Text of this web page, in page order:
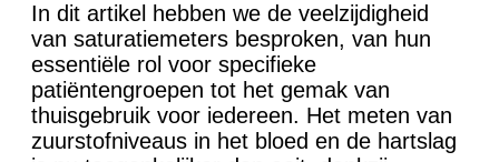
In dit artikel hebben we de veelzijdigheid
van saturatiemeters besproken, van hun
essentiële rol voor specifieke
patiëntengroepen tot het gemak van
thuisgebruik voor iedereen. Het meten van
zuurstofniveaus in het bloed en de hartslag